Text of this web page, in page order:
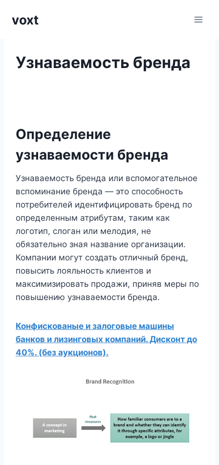
voxt
Узнаваемость бренда
Определение
узнаваемости бренда
Узнаваемость бренда или вспомогательное
вспоминание бренда — это способность
потребителей идентифицировать бренд по
определенным атрибутам, таким как
логотип, слоган или мелодия, не
обязательно зная название организации.
Компании могут создать отличный бренд,
повысить лояльность клиентов и
максимизировать продажи, приняв меры по
повышению узнаваемости бренда.
Конфискованые и залоговые машины
банков и лизинговых компаний. Дисконт до
40%. (без аукционов).